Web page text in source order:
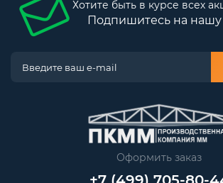
Хотите быть в курсе всех
Подпишитесь на нашу
Оформить заказ